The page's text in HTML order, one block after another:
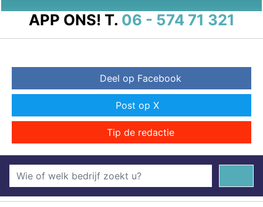
APP ONS! T. 06 - 574 71 321
Deel op Facebook
Post op X
Tip de redactie